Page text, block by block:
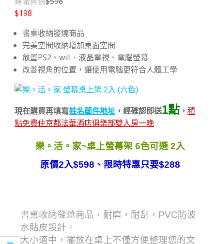
$198
書桌收納發燒商品
完美空間收納增加桌面空間
放置PS2、will、液晶電視、電腦螢幕
改善視角的位置，讓使用電腦更符合人體工學
現在購買再填寫姓名郵件地址 ，經確認即送1點 ， 積
點免費住京都法華酒店俱樂部雙人房一晚
樂。活。家~桌上螢幕架 6色可選 2入
原價2入$598、限時特惠只要$288
書桌收納發燒商品，耐磨，耐刮，PVC防波
水貼皮設計。
大小適中，擺放在桌上不僅方便整理您的文